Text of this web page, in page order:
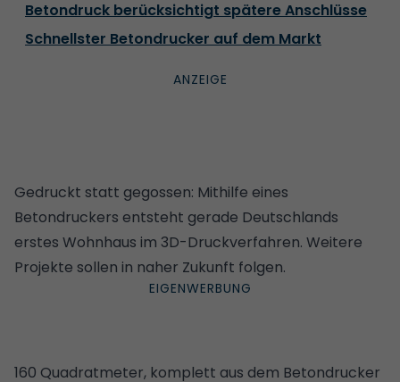
Betondruck berücksichtigt spätere Anschlüsse
Schnellster Betondrucker auf dem Markt
Gedruckt statt gegossen: Mithilfe eines
Betondruckers entsteht gerade Deutschlands
erstes Wohnhaus im 3D-Druckverfahren. Weitere
Projekte sollen in naher Zukunft folgen.
160 Quadratmeter, komplett aus dem Betondrucker